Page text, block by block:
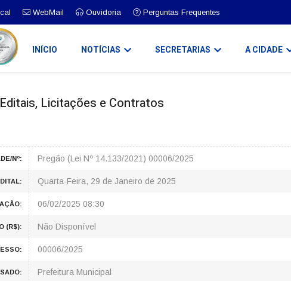
WebMail Ouvidoria Perguntas Frequentes
INÍCIO NOTÍCIAS SECRETARIAS A CIDADE
Editais, Licitações e Contratos
Nº: Pregão (Lei Nº 14.133/2021) 00006/2025
Quarta-Feira, 29 de Janeiro de 2025
06/02/2025 08:30
(R$): Não Disponível
00006/2025
Prefeitura Municipal